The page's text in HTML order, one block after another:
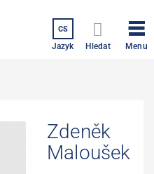
CS
Jazyk Hledat Menu
Zdeněk
Maloušek